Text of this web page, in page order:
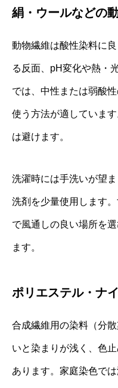
絹・ウールなどの
動物繊維は酸性染料に
る反面、pH変化や熱・
では、中性または弱酸
使う方法が適していま
は避けます。
洗濯時には手洗いが望
洗剤を少量使用します
で風通しの良い場所を
ます。
ポリエステル・ナ
合成繊維用の染料（分
いと染まりが浅く、色
あります。家庭染色で